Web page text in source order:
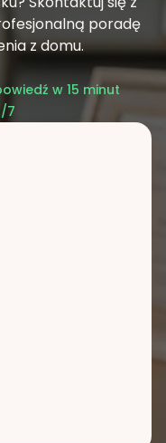
poradę
z domu.
w 15 minut
7